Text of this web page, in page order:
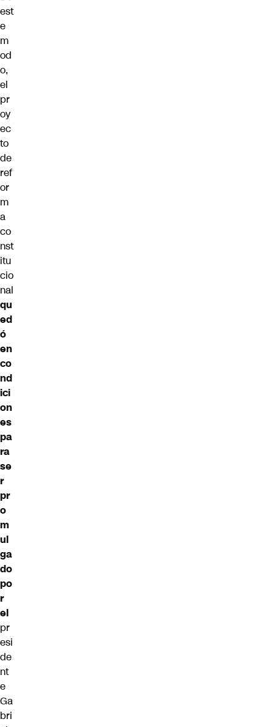
est
e
m
od
o,
el
pr
oy
ec
to
de
ref
or
m
a
co
nst
itu
cio
nal
qu
ed
ó
en
co
nd
ici
on
es
pa
ra
se
r
pr
o
m
ul
ga
do
po
r
el
pr
esi
de
nt
e
Ga
bri